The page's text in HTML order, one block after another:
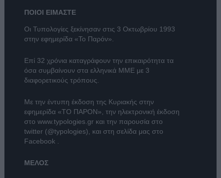
ΠΟΙΟΙ ΕΙΜΑΣΤΕ
Οι Τυπολογίες ξεκίνησαν στις 3 Οκτωβρίου 1993
στην εφημερίδα «Το Παρόν».
Επί 32 χρόνια καταγράφουν την επικαιρότητα τα
όσα συμβαίνουν στα ελληνικά ΜΜΕ με 3
διαφορετικούς τρόπους.
Με την έντυπη έκδοση της Κυριακής στην
εφημερίδα «ΤΟ ΠΑΡΟΝ» , την ηλεκτρονική έκδοση
στο www.typologies.grκαι την παρουσία στο
twitter (@typologies) , και στη σελίδα μας στο
Facebook
ΜΕΛΟΣ